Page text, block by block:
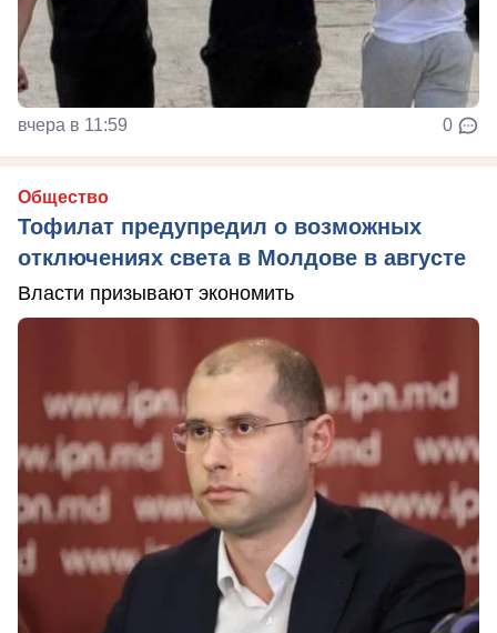
вчера в 11:59 0
Общество
Тофилат предупредил о возможных
отключениях света в Молдове в августе
Власти призывают экономить